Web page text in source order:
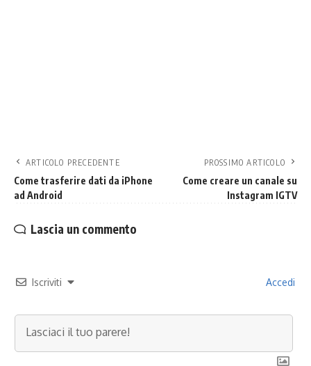
ARTICOLO PRECEDENTE
Come trasferire dati da iPhone
ad Android
PROSSIMO ARTICOLO
Come creare un canale su
Instagram IGTV
Lascia un commento
Iscriviti Accedi